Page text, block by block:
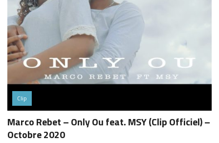
Clip
Marco Rebet – Only Ou feat. MSY (Clip Officiel) –
Octobre 2020